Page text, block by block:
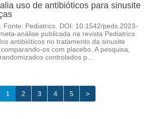
uso de antibióticos para sinusite
Fonte: Pediatrics. DOI: 10.1542/peds.2023-
análise publicada na revista Pediatrics
antibióticos no tratamento da sinusite
os com placebo. A pesquisa,
controlados p...
1 2 3 4 5 >